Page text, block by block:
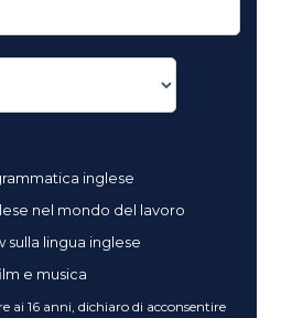
inglese
nel mondo del lavoro
sulla lingua inglese
e musica
ai 16 anni, dichiaro di acconsentire